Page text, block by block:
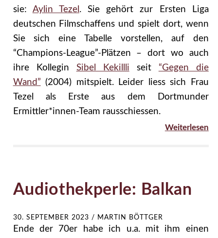
sie: Aylin Tezel . Sie gehört zur Ersten Liga
deutschen Filmschaffens und spielt dort, wenn
Sie sich eine Tabelle vorstellen, auf den
“Champions-League”-Plätzen – dort wo auch
ihre Kollegin Sibel Kekillli seit “Gegen die
Wand” (2004) mitspielt. Leider liess sich Frau
Tezel als Erste aus dem Dortmunder
Ermittler*innen-Team rausschiessen.
Weiterlesen
Audiothekperle: Balkan
30. SEPTEMBER 2023 / MARTIN BÖTTGER
Ende der 70er habe ich u.a. mit ihm einen